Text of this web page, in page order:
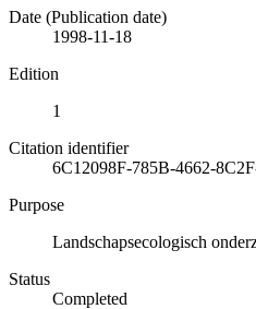
Date (Publication date)
1998-11-18
Edition
1
Citation identifier
6C12098F-785B-4662-
Purpose
Landschapsecologisch
Status
Completed